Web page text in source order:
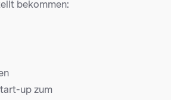
bekommen:
up zum